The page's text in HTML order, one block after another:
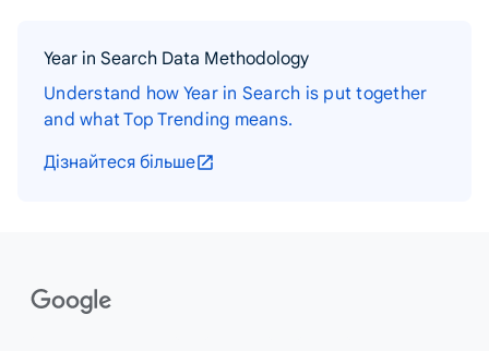
Year in Search Data Methodology
Understand how Year in Search is put together
and what Top Trending means.
Дізнайтеся більше